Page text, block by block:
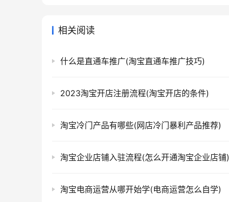
相关阅读
什么是直通车推广(淘宝直通车推广技巧)
2023淘宝开店注册流程(淘宝开店的条件)
淘宝冷门产品有哪些(网店冷门暴利产品推荐)
淘宝企业店铺入驻流程(怎么开通淘宝企业店铺)
淘宝电商运营从哪开始学(电商运营怎么自学)